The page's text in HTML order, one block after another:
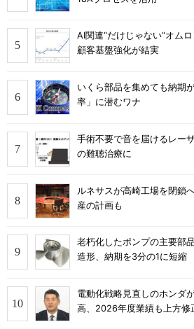
AI関連“だけじゃない”オム
顧客基盤強化が結実
いくら部品を集めても納期
率」に潜むワナ
手術不要で音を届けるレー
の難聴治療に
ルネサスが高崎工場を閉鎖
産の計画も
老朽化したポンプの主要部
造形、納期を3分の1に短縮
電動化戦略見直しのホンダ
高、2026年度業績も上方修